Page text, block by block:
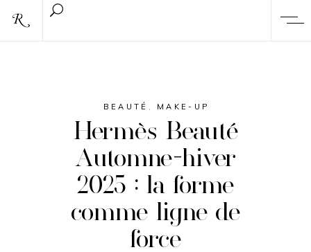
BEAUTÉ , MAKE-UP
Hermès Beauté
Automne-hiver
2025 : la forme
comme ligne de
force